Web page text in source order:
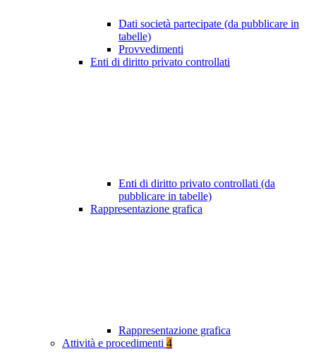
Dati società partecipate (da pubblicare in
tabelle)
Provvedimenti
Enti di diritto privato controllati
Enti di diritto privato controllati (da
pubblicare in tabelle)
Rappresentazione grafica
Rappresentazione grafica
Attività e procedimenti 4